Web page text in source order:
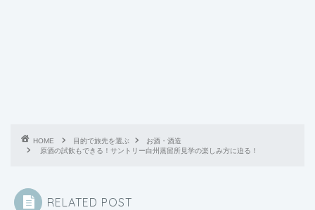
HOME 目的で旅先を選ぶ
お酒・酒造
原酒の試飲もできる！サントリー白州蒸留所見学の楽しみ方に迫る！
RELATED POST